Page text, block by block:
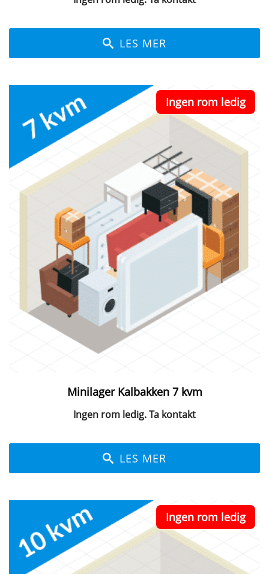
LES MER
Ingen rom ledig
Minilager Kalbakken 7 kvm
Ingen rom ledig. Ta kontakt
LES MER
Ingen rom ledig